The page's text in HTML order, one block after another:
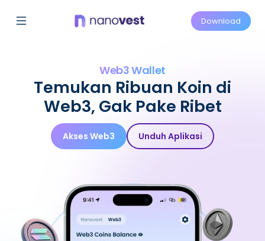
Download
Web3 Wallet
Temukan Ribuan Koin di
Web3, Gak Pake Ribet
Akses Web3 Unduh Aplikasi